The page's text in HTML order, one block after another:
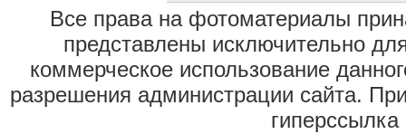
Все права на фотоматериалы
представлены исключительно
коммерческое использование
разрешения администрации сайта.
гиперссылка